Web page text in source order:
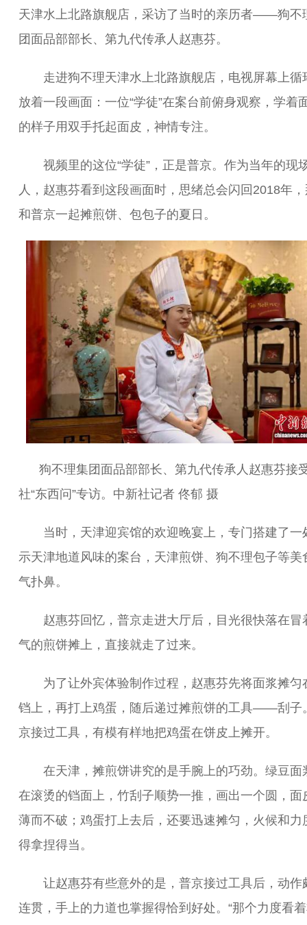
天津水上北路旗舰店，采访了当时的亲历者——狗不
团面品部部长、第九代传承人赵惠芬。
走进狗不理天津水上北路旗舰店，电视屏幕上循
放着一段画面：一位“学徒”在案台前俯身观察，学着
的样子用双手托起面皮，神情专注。
视频里的这位“学徒”，正是普京。作为当年的现
人，赵惠芬看到这段画面时，思绪总会闪回2018年
和普京一起摊煎饼、包包子的夏日。
狗不理集团面品部部长、第九代传承人赵惠芬接
社“东西问”专访。中新社记者 佟郁 摄
当时，天津迎宾馆的欢迎晚宴上，专门搭建了一
示天津地道风味的案台，天津煎饼、狗不理包子等美
气扑鼻。
赵惠芬回忆，普京走进大厅后，目光很快落在冒
气的煎饼摊上，直接就走了过来。
为了让外宾体验制作过程，赵惠芬先将面浆摊匀
铛上，再打上鸡蛋，随后递过摊煎饼的工具——刮子
京接过工具，有模有样地把鸡蛋在饼皮上摊开。
在天津，摊煎饼讲究的是手腕上的巧劲。绿豆面
在滚烫的铛面上，竹刮子顺势一推，画出一个圆，面
薄而不破；鸡蛋打上去后，还要迅速摊匀，火候和力
得拿捏得当。
让赵惠芬有些意外的是，普京接过工具后，动作
连贯，手上的力道也掌握得恰到好处。“那个力度看